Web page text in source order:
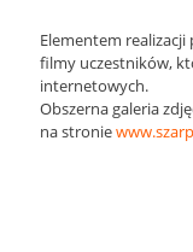
Elementem
filmy uczestników,
internetowych.
Obszerna galeria
na stronie